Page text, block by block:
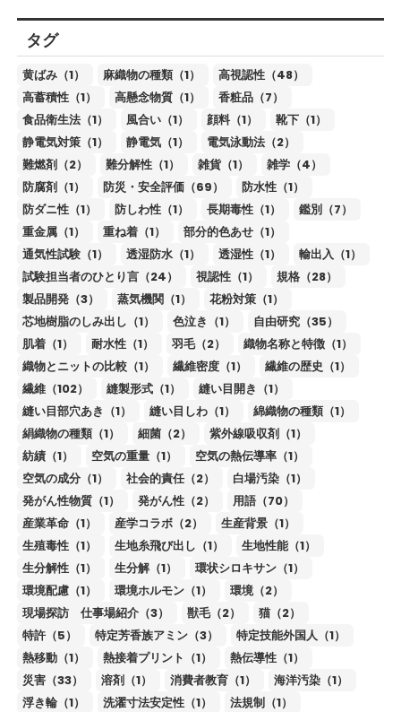
タグ
黄ばみ（1） 麻織物の種類（1）
高視認性（48）
高蓄積性（1）
高懸念物質（1）
香粧品（7）
食品衛生法（1）
風合い（1） 顔料（1）
靴下（1）
静電気対策（1）
静電気（1）
電気泳動法（2）
難燃剤（2）
難分解性（1） 雑貨（1）
雑学（4）
防腐剤（1）
防災・安全評価（69）
防水性（1）
防ダニ性（1）
防しわ性（1） 長期毒性（1）
鑑別（7）
重金属（1）
重ね着（1）
部分的色あせ（1）
通気性試験（1）
透湿防水（1） 透湿性（1）
輸出入（1）
試験担当者のひとり言（24）
視認性（1）
規格（28）
製品開発（3）
蒸気機関（1）
花粉対策（1）
芯地樹脂のしみ出し（1）
色泣き（1）
自由研究（35）
肌着（1）
耐水性（1） 羽毛（2）
織物名称と特徴（1）
織物とニットの比較（1）
繊維密度（1）
繊維の歴史（1）
繊維（102）
縫製形式（1）
縫い目開き（1）
縫い目部穴あき（1）
縫い目しわ（1）
綿織物の種類（1）
絹織物の種類（1）
細菌（2）
紫外線吸収剤（1）
紡績（1）
空気の重量（1）
空気の熱伝導率（1）
空気の成分（1）
社会的責任（2）
白場汚染（1）
発がん性物質（1）
発がん性（2）
用語（70）
産業革命（1）
産学コラボ（2）
生産背景（1）
生殖毒性（1）
生地糸飛び出し（1）
生地性能（1）
生分解性（1）
生分解（1）
環状シロキサン（1）
環境配慮（1）
環境ホルモン（1）
環境（2）
現場探訪 仕事場紹介（3）
獣毛（2）
猫（2）
特許（5）
特定芳香族アミン（3）
特定技能外国人（1）
熱移動（1）
熱接着プリント（1）
熱伝導性（1）
災害（33）
溶剤（1） 消費者教育（1）
海洋汚染（1）
浮き輪（1）
洗濯寸法安定性（1）
法規制（1）